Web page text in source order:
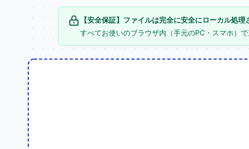
【安全保証】ファイルは完全に安全にローカル処理
すべてお使いのブラウザ内（手元のPC・スマホ）